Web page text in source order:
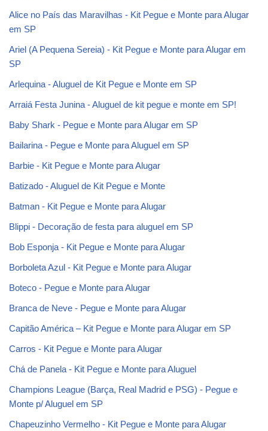
Alice no País das Maravilhas - Kit Pegue e Monte para Alugar
em SP
Ariel (A Pequena Sereia) - Kit Pegue e Monte para Alugar em
SP
Arlequina - Aluguel de Kit Pegue e Monte em SP
Arraiá Festa Junina - Aluguel de kit pegue e monte em SP!
Baby Shark - Pegue e Monte para Alugar em SP
Bailarina - Pegue e Monte para Aluguel em SP
Barbie - Kit Pegue e Monte para Alugar
Batizado - Aluguel de Kit Pegue e Monte
Batman - Kit Pegue e Monte para Alugar
Blippi - Decoração de festa para aluguel em SP
Bob Esponja - Kit Pegue e Monte para Alugar
Borboleta Azul - Kit Pegue e Monte para Alugar
Boteco - Pegue e Monte para Alugar
Branca de Neve - Pegue e Monte para Alugar
Capitão América – Kit Pegue e Monte para Alugar em SP
Carros - Kit Pegue e Monte para Alugar
Chá de Panela - Kit Pegue e Monte para Aluguel
Champions League (Barça, Real Madrid e PSG) - Pegue e
Monte p/ Aluguel em SP
Chapeuzinho Vermelho - Kit Pegue e Monte para Alugar